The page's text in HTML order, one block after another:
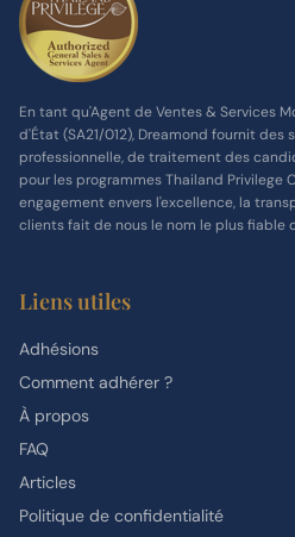
En tant qu'Agent de Ventes & Services
d'État (SA21/012), Dreamond fournit des
professionnelle, de traitement des
pour les programmes Thailand Privilege
engagement envers l'excellence, la
clients fait de nous le nom le plus fiable
Liens utiles
Adhésions
Comment adhérer ?
À propos
FAQ
Articles
Politique de confidentialité